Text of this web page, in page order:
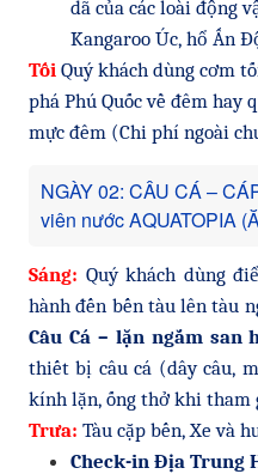
dã của các loài động
Kangaroo Úc, hổ Ấn
Tối Quý khách dùng cơm
phá Phú Quốc về đêm hay
mực đêm (Chi phí ngoài
NGÀY 02: CÂU CÁ –
viên nước AQUATOPIA
Sáng: Quý khách dùng
hành đến bến tàu lên tàu
Câu Cá – lặn ngắm san
thiết bị câu cá (dây câu,
kính lặn, ống thở khi tham
Trưa: Tàu cặp bến, Xe và
Check-in Địa Trung